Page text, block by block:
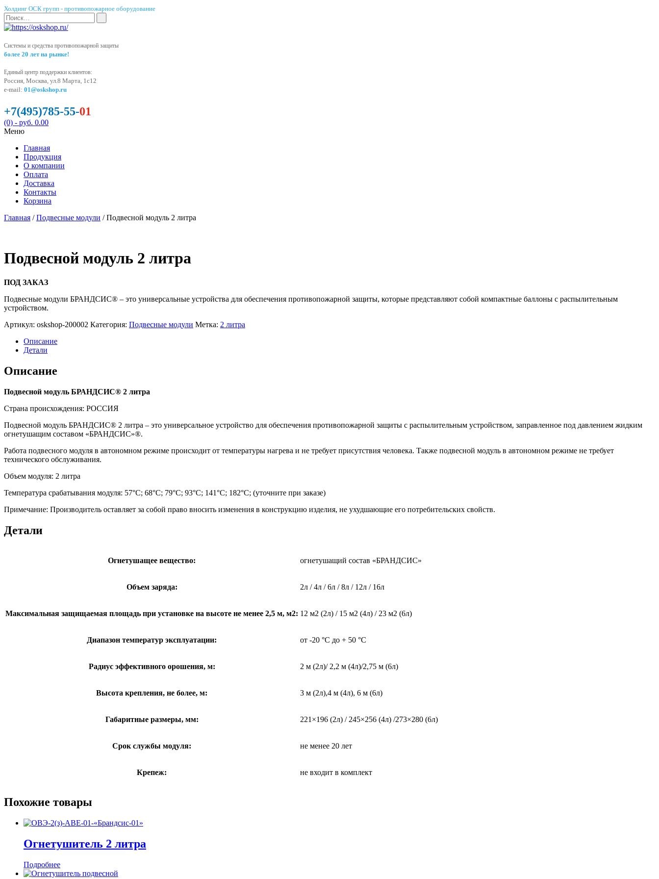
Холдинг ОСК групп - противопожарное оборудование
Системы и средства противопожарной защиты
более 20 лет на рынке!
Единый центр поддержки клиентов:
Россия, Москва, ул.8 Марта, 1с12
e-mail: 01@oskshop.ru
+7(495)785-55-01
(0) - руб. 0.00
Меню
Главная
Продукция
О компании
Оплата
Доставка
Контакты
Корзина
Главная /Подвесные модули / Подвесной модуль 2 литра
Подвесной модуль 2 литра
ПОД ЗАКАЗ
Подвесные модули БРАНДСИС® – это универсальные устройства для обеспечения противопожарной защиты, которые представляют собой компактные баллоны с распылительным
устройством.
Артикул: oskshop-200002 Категория: Подвесные модули Метка: 2 литра
Описание
Детали
Описание
Подвесной модуль БРАНДСИС® 2 литра
Страна происхождения: РОССИЯ
Подвесной модуль БРАНДСИС® 2 литра – это универсальное устройство для обеспечения противопожарной защиты с распылительным устройством, заправленное под давлением жидким
огнетушащим составом «БРАНДСИС»®.
Работа подвесного модуля в автономном режиме происходит от температуры нагрева и не требует присутствия человека. Также подвесной модуль в автономном режиме не требует
технического обслуживания.
Объем модуля: 2 литра
Температура срабатывания модуля: 57°C; 68°C; 79°C; 93°C; 141°C; 182°C; (уточните при заказе)
Примечание: Производитель оставляет за собой право вносить изменения в конструкцию изделия, не ухудшающие его потребительских свойств.
Детали
Огнетушащее вещество: огнетушащий состав «БРАНДСИС»
Объем заряда: 2л / 4л / 6л / 8л / 12л / 16л
Максимальная защищаемая площадь при установке на высоте не менее 2,5 м, м2: 12 м2 (2л) / 15 м2 (4л) / 23 м2 (6л)
Диапазон температур эксплуатации: от -20 °С до + 50 °С
Радиус эффективного орошения, м: 2 м (2л)/ 2,2 м (4л)/2,75 м (6л)
Высота крепления, не более, м: 3 м (2л),4 м (4л), 6 м (6л)
Габаритные размеры, мм: 221×196 (2л) / 245×256 (4л) /273×280 (6л)
Срок службы модуля: не менее 20 лет
Крепеж: не входит в комплект
Похожие товары
Огнетушитель 2 литра
Подробнее